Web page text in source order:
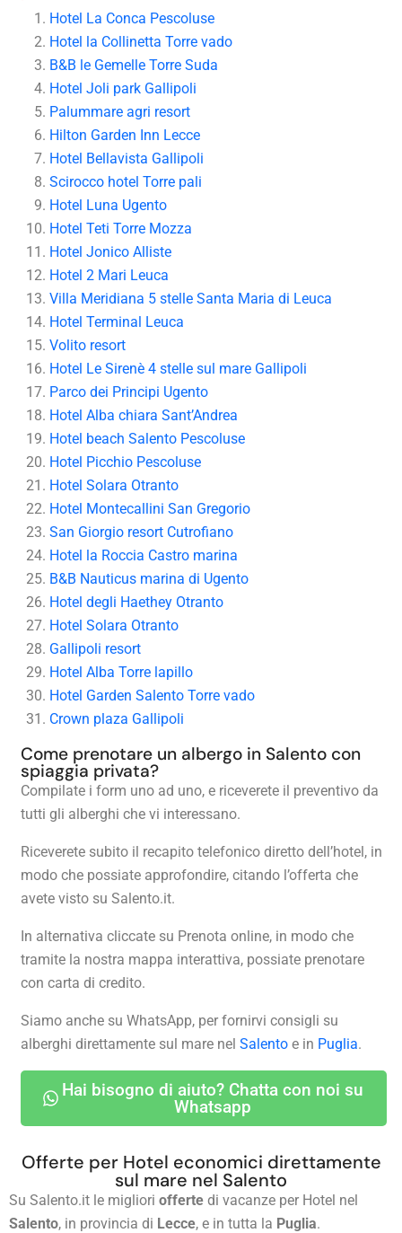
Hotel La Conca Pescoluse
Hotel la Collinetta Torre vado
B&B le Gemelle Torre Suda
Hotel Joli park Gallipoli
Palummare agri resort
Hilton Garden Inn Lecce
Hotel Bellavista Gallipoli
Scirocco hotel Torre pali
Hotel Luna Ugento
Hotel Teti Torre Mozza
Hotel Jonico Alliste
Hotel 2 Mari Leuca
Villa Meridiana 5 stelle Santa Maria di Leuca
Hotel Terminal Leuca
Volito resort
Hotel Le Sirenè 4 stelle sul mare Gallipoli
Parco dei Principi Ugento
Hotel Alba chiara Sant’Andrea
Hotel beach Salento Pescoluse
Hotel Picchio Pescoluse
Hotel Solara Otranto
Hotel Montecallini San Gregorio
San Giorgio resort Cutrofiano
Hotel la Roccia Castro marina
B&B Nauticus marina di Ugento
Hotel degli Haethey Otranto
Hotel Solara Otranto
Gallipoli resort
Hotel Alba Torre lapillo
Hotel Garden Salento Torre vado
Crown plaza Gallipoli
Come prenotare un albergo in Salento con
spiaggia privata?
Compilate i form uno ad uno, e riceverete il preventivo da
tutti gli alberghi che vi interessano.
Riceverete subito il recapito telefonico diretto dell’hotel, in
modo che possiate approfondire, citando l’offerta che
avete visto su Salento.it.
In alternativa cliccate su Prenota online, in modo che
tramite la nostra mappa interattiva, possiate prenotare
con carta di credito.
Siamo anche su WhatsApp, per fornirvi consigli su
alberghi direttamente sul mare nel Salento e in Puglia.
Hai bisogno di aiuto? Chatta con noi su
Whatsapp
Offerte per Hotel economici direttamente
sul mare nel Salento
Su Salento.it le migliori offerte di vacanze per Hotel nel
Salento, in provincia di Lecce, e in tutta la Puglia.